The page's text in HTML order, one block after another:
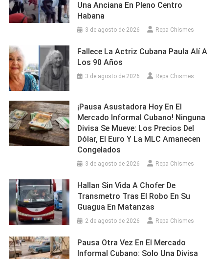
Una Anciana En Pleno Centro
Habana
3 de agosto de 2026 Repa Chismes
Fallece La Actriz Cubana Paula Alí A
Los 90 Años
3 de agosto de 2026 Repa Chismes
¡Pausa Asustadora Hoy En El
Mercado Informal Cubano! Ninguna
Divisa Se Mueve: Los Precios Del
Dólar, El Euro Y La MLC Amanecen
Congelados
3 de agosto de 2026 Repa Chismes
Hallan Sin Vida A Chofer De
Transmetro Tras El Robo En Su
Guagua En Matanzas
2 de agosto de 2026 Repa Chismes
Pausa Otra Vez En El Mercado
Informal Cubano: Solo Una Divisa